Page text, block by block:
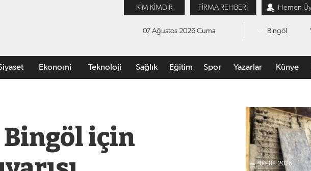
KİM KİMDİR FİRMA REHBERİ Hemen
07 Ağustos 2026 Cuma Bingöl
Ekonomi Teknoloji Sağlık Eğitim Spor Yazarlar Künye
için
06.08.2026